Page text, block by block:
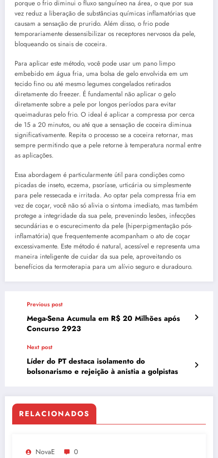
porque o frio diminui o fluxo sanguíneo na área, o que por sua
vez reduz a liberação de substâncias químicas inflamatórias que
causam a sensação de prurido. Além disso, o frio pode
temporariamente dessensibilizar os receptores nervosos da pele,
bloqueando os sinais de coceira.
Para aplicar este método, você pode usar um pano limpo
embebido em água fria, uma bolsa de gelo envolvida em um
tecido fino ou até mesmo legumes congelados retirados
diretamente do freezer. É fundamental não aplicar o gelo
diretamente sobre a pele por longos períodos para evitar
queimaduras pelo frio. O ideal é aplicar a compressa por cerca
de 15 a 20 minutos, ou até que a sensação de coceira diminua
significativamente. Repita o processo se a coceira retornar, mas
sempre permitindo que a pele retorne à temperatura normal entre
as aplicações.
Essa abordagem é particularmente útil para condições como
picadas de inseto, eczema, psoríase, urticária ou simplesmente
para pele ressecada e irritada. Ao optar pela compressa fria em
vez de coçar, você não só alivia o sintoma imediato, mas também
protege a integridade da sua pele, prevenindo lesões, infecções
secundárias e o escurecimento da pele (hiperpigmentação pós-
inflamatória) que frequentemente acompanham o ato de coçar
excessivamente. Este método é natural, acessível e representa uma
maneira inteligente de cuidar da sua pele, aproveitando os
benefícios da termoterapia para um alívio seguro e duradouro.
Previous post
Mega-Sena Acumula em R$ 20 Milhões após
Concurso 2923
Next post
Líder do PT destaca isolamento do
bolsonarismo e rejeição à anistia a golpistas
RELACIONADOS
NovaE 0